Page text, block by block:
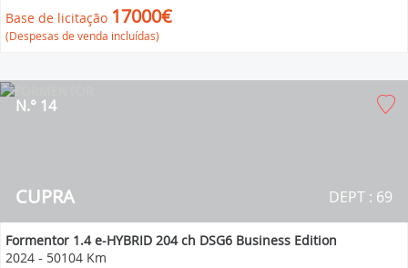
Base de licitação 17000€
(Despesas de venda incluídas)
CUPRA
N.° 14
DEPT : 69
Formentor 1.4 e-HYBRID 204 ch DSG6 Business Edition
2024 - 50104 Km